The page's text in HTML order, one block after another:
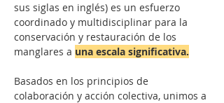
sus siglas en inglés) es un esfuerzo
coordinado y multidisciplinar para la
conservación y restauración de los
manglares a una escala significativa.
Basados en los principios de
colaboración y acción colectiva, unimos a